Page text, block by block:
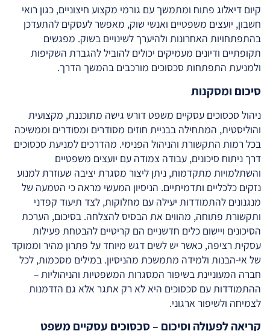
קיום דיאלוג פתוח ומתמשך עם גורמי מקצוע חיצוניים, כגון רואי
חשבון, יועצים משפטיים ואנשי שוק, מאפשר לעסקים להתעדכן
בהתפתחויות האחרונות ולהיערך לשינויים בשוק. מפגשים
תקופתיים ודיונים מעמיקים יכולים להוביל להגברת השקיפות
ולמניעת התפתחות סכסוכים מורכבים בהמשך הדרך.
סיכום ומסקנות
ניהול סכסוכים עסקיים משפט דורש גישה מתוכננת, מקצועית
והוליסטית, המתחילה בבניית חוזים מסודרים ומסודרים וממשיכה
בכל רמות התקשורת והניהול הפנימי. מהדרכים למניעת סכסוכים
דרך ניתוח סיכונים, עבודה צמודה עם יועצים משפטיים
והשתלמויות מתקדמות, ניתן ליצור מסגרת יציבה שעוזרת למנוע
נזקים כלכליים ותדמיתיים. הניסיון המעשי מראה כי הטמעה של
מנגנונים להתמודדות יעילה עם מחלוקות, לצד תיעוד קפדני
ותקשורת פתוחה, מהווים את הבסיס להצלחה. בסיכום, הערכת
הסיכונים ויישום כלים חדשניים הם קריטיים להבטחת פעילות
עסקית רציפה, כאשר יש לשים דגש מיוחד על פתרון מהיר וממוקד
של אי-הבנות ולמידה מתמשכת מהניסיון. במילים מסכמות, לכל
חברה המעוניינת בשיפור המסגרות המשפטיות והניהוליות –
ההתמודדות עם סכסוכים היא לא רק אתגר אלא גם הזדמנות
לצמיחה ולשיפור ארגוני.
קריאה לפעולה וסיכום – סכסוכים עסקיים משפט